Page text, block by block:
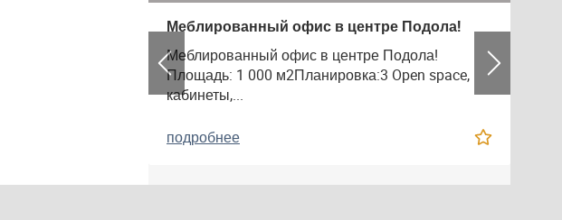
Меблированный офис в центре Подола!
Меблированный офис в центре Подола!
Площадь: 1 000 м2Планировка:3 Open space,
кабинеты,...
подробнее